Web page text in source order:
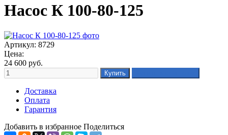
Насос К 100-80-125
Артикул: 8729
Цена:
24 600 руб.
Доставка
Оплата
Гарантия
Добавить в избранное Поделиться